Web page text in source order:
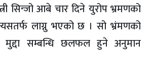
सिन्जो आबे चार दिने युरोप भ्रमणको
लाग्नु भएको छ । सो भ्रंमणको
मुद्दा सम्बन्धि छलफल हुने अनुमान